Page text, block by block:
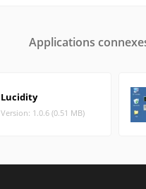
Applications
Lucidity
Version: 1.0.6 (0.51 MB)